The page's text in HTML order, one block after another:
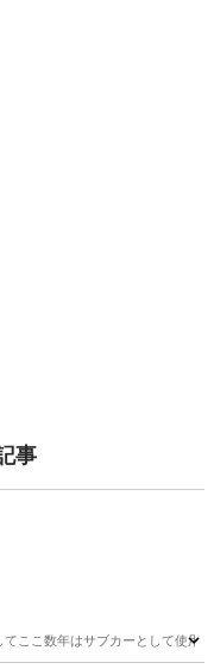
事
てここ数年はサブカーとして